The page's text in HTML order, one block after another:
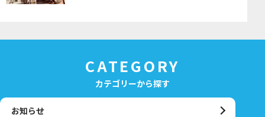
CATEGORY
カテゴリーから探す
お知らせ